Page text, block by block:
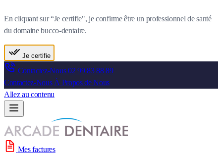
En cliquant sur “Je certifie", je confirme être un professionnel de santé
du domaine bucco-dentaire.
Je certifie
Contactez-Nous02 99 83 88 89
Contactez-Nous À Propos de Nous
Allez au contenu
Mes factures